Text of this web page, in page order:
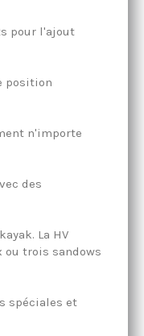
pour l'ajout
position
n'importe
des
La HV
trois sandows
spéciales et